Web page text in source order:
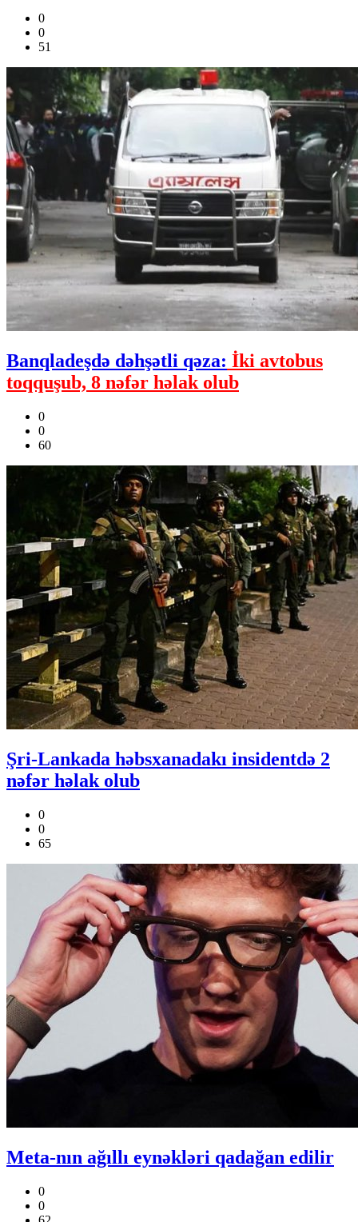
0
0
51
Banqladeşdə dəhşətli qəza: İki avtobus
toqquşub, 8 nəfər həlak olub
0
0
60
Şri-Lankada həbsxanadakı insidentdə 2
nəfər həlak olub
0
0
65
Meta-nın ağıllı eynəkləri qadağan edilir
0
0